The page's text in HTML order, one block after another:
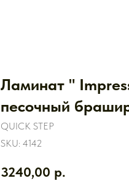
Ламинат "
песочный
QUICK STEP
SKU: 4142
3240,00 р.